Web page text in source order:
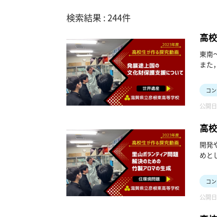
検索結果 : 244件
高
東南
また
JICA
や世
コ
公開
高
開発
めと
持続
の資
能な
コ
公開